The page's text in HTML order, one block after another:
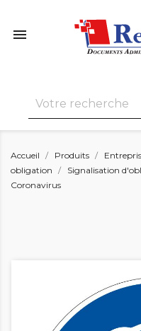

Accueil Produits
obligation
Signalisation
Coronavirus